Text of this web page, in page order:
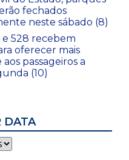
fechados
neste sábado (8)
e 528 recebem
oferecer mais
passageiros a
(10)
DATA